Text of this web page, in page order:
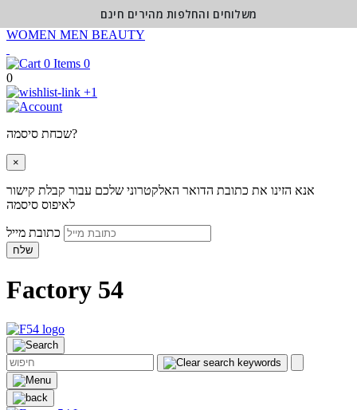
WOMEN MEN BEAUTY
0
0
+1
שכחת סיסמה?
×
אנא הזינו את כתובת הדואר האלקטרוני שלכם עבור קבלת קישור
לאיפוס סיסמה
שלח
Factory 54
משלוחים והחלפות מהירים חינם